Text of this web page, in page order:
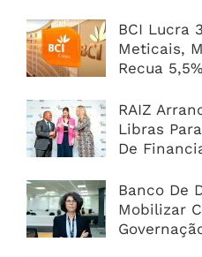
BCI Lucra
Meticais,
Recua 5,5%
RAIZ
Libras
De
Banco De
Mobilizar